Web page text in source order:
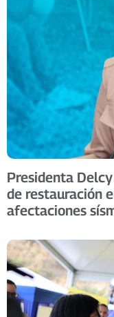
Presidenta
de restauración
afectaciones